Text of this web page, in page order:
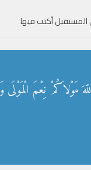
أكتب فيها
مَوْلاَكُمْ نِعْمَ الْمَوْلَى